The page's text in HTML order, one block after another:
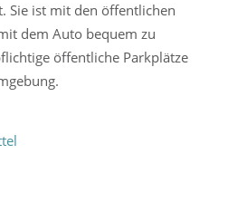
Sie ist mit den öffentlichen
dem Auto bequem zu
öffentliche Parkplätze